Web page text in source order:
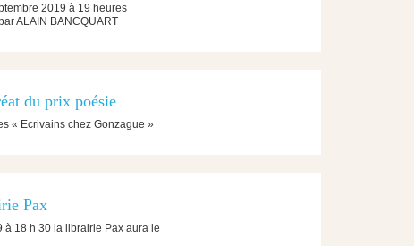
2019 à 19 heures
ALAIN BANCQUART
du prix poésie
« Ecrivains chez Gonzague »
Pax
à 18 h 30 la librairie Pax aura le